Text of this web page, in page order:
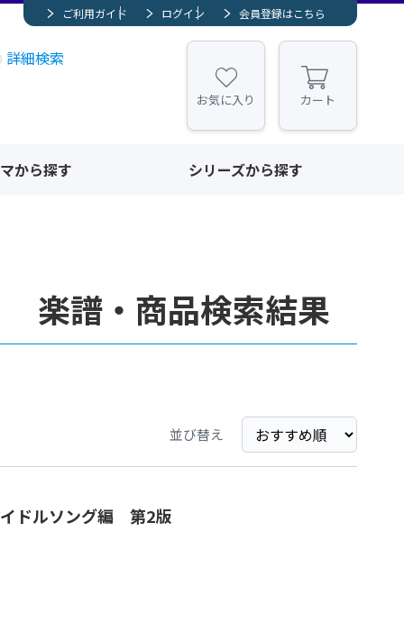
ご利用ガイド ログイン 会員登録はこちら
詳細検索
お気に入り カート
から探す シリーズから探す
楽譜・商品検索結果
並び替え
ドルソング編 第2版